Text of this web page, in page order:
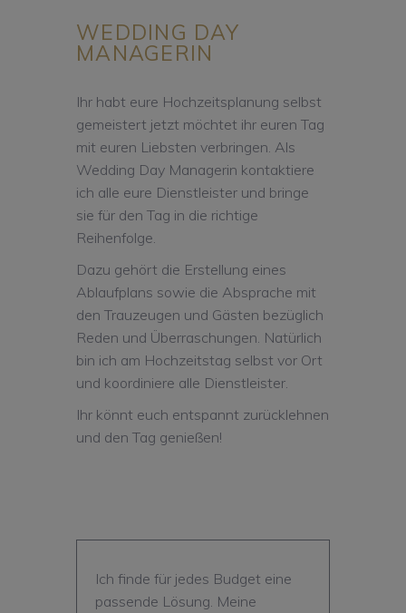
WEDDING DAY
MANAGERIN
Ihr habt eure Hochzeitsplanung selbst
gemeistert jetzt möchtet ihr euren Tag
mit euren Liebsten verbringen. Als
Wedding Day Managerin kontaktiere
ich alle eure Dienstleister und bringe
sie für den Tag in die richtige
Reihenfolge.
Dazu gehört die Erstellung eines
Ablaufplans sowie die Absprache mit
den Trauzeugen und Gästen bezüglich
Reden und Überraschungen. Natürlich
bin ich am Hochzeitstag selbst vor Ort
und koordiniere alle Dienstleister.
Ihr könnt euch entspannt zurücklehnen
und den Tag genießen!
Ich finde für jedes Budget eine
passende Lösung. Meine